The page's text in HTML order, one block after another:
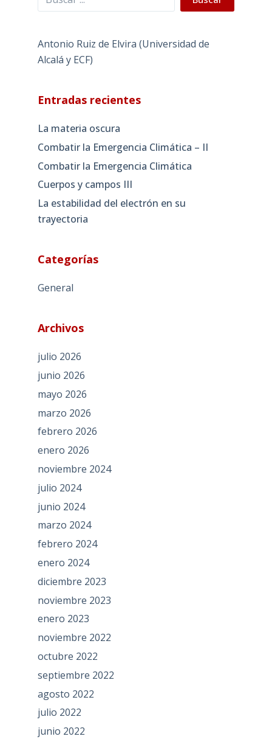
Antonio Ruiz de Elvira (Universidad de
Alcalá y ECF)
Entradas recientes
La materia oscura
Combatir la Emergencia Climática – II
Combatir la Emergencia Climática
Cuerpos y campos III
La estabilidad del electrón en su
trayectoria
Categorías
General
Archivos
julio 2026
junio 2026
mayo 2026
marzo 2026
febrero 2026
enero 2026
noviembre 2024
julio 2024
junio 2024
marzo 2024
febrero 2024
enero 2024
diciembre 2023
noviembre 2023
enero 2023
noviembre 2022
octubre 2022
septiembre 2022
agosto 2022
julio 2022
junio 2022